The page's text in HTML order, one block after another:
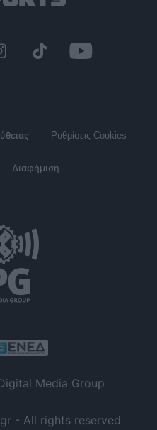
Ρυθμίσεις Cookies
Διαφήμιση
Media Group
- All rights reserved